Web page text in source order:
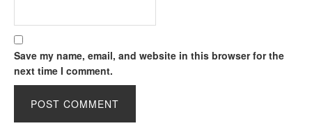
Save my name, email, and website in this browser for the
next time I comment.